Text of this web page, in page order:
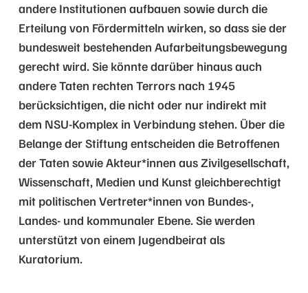
andere Institutionen aufbauen sowie durch die
Erteilung von Fördermitteln wirken, so dass sie der
bundesweit bestehenden Aufarbeitungsbewegung
gerecht wird. Sie könnte darüber hinaus auch
andere Taten rechten Terrors nach 1945
berücksichtigen, die nicht oder nur indirekt mit
dem NSU-Komplex in Verbindung stehen. Über die
Belange der Stiftung entscheiden die Betroffenen
der Taten sowie Akteur*innen aus Zivilgesellschaft,
Wissenschaft, Medien und Kunst gleichberechtigt
mit politischen Vertreter*innen von Bundes-,
Landes- und kommunaler Ebene. Sie werden
unterstützt von einem Jugendbeirat als
Kuratorium.